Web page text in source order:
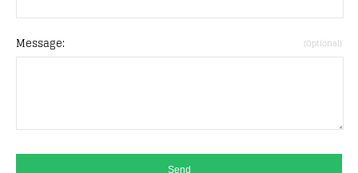
Message: (Optional)